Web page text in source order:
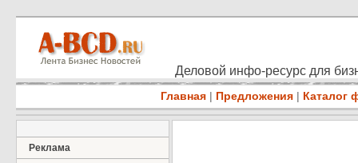
Деловой инфо-ресурс для
Главная | Предложения | Каталог
Реклама